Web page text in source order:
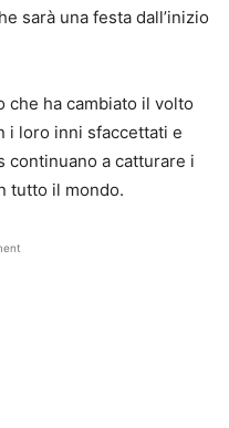
sarà una festa dall’inizio
che ha cambiato il volto
i loro inni sfaccettati e
continuano a catturare i
tutto il mondo.